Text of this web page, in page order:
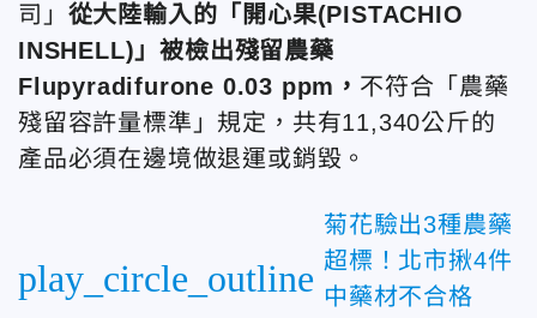
司」 從大陸輸入的「開心果(PISTACHIO
INSHELL)」被檢出殘留農藥
Flupyradifurone 0.03 ppm， 不符合「農藥
殘留容許量標準」規定，共有11,340公斤的
產品必須在邊境做退運或銷毀。
play_circle_outline
菊花驗出3種農藥
超標！北市揪4件
中藥材不合格